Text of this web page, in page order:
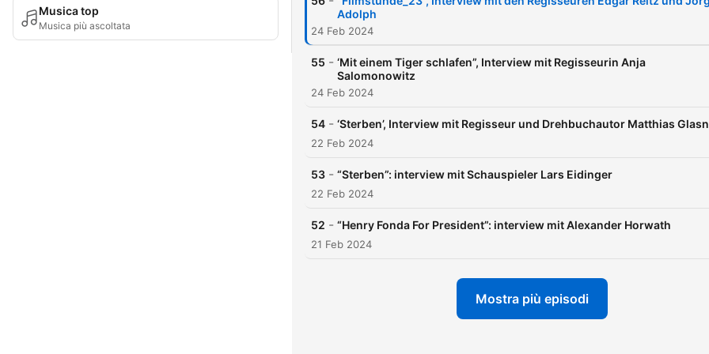
Musica top
Musica più ascoltata
bieten, als seien sie dabei.
Anwesenden hingegen
gezielte Unterhaltung
Deutsch ist, oder Sie diese
das IHR KANAL!
Adolph
24 Feb 2024
55 - ‘Mit einem Tiger schlafen”, Interview mit Regisseurin Anja
Salomonowitz
24 Feb 2024
54 - ‘Sterben’, Interview mit Regisseur und Drehbuchautor Matthias
22 Feb 2024
53 - “Sterben”: interview mit Schauspieler Lars Eidinger
22 Feb 2024
52 - “Henry Fonda For President”: interview mit Alexander Horwath
21 Feb 2024
Mostra più episodi